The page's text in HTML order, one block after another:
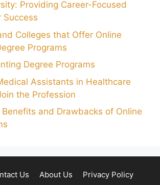
Providing Career-Focused
Success
Colleges that Offer Online
Programs
Degree Programs
Assistants in Healthcare
the Profession
Benefits and Drawbacks of Online
Us About Us Privacy Policy